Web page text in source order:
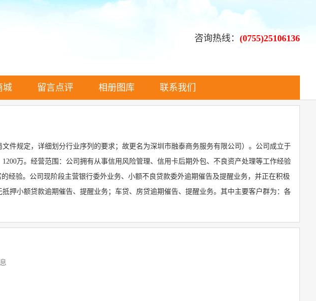
咨询热线： (0755)25106136
城 留言点评 相册图库 联系我们
件规定，详细划分行业序列的要求；故更名为深圳市融泰商务服务有限公司）。公司成立于
万。经营范围：公司拥有从事信用风险管理、信用卡后期外包、不良资产处理等工作经验
经验。公司现阶段主营银行委外业务、小额不良贷款委外逾期催告及提醒业务，并正在积极
押小额贷款逾期催告、提醒业务；车贷、房贷逾期催告、提醒业务。其中主要客户群为：各